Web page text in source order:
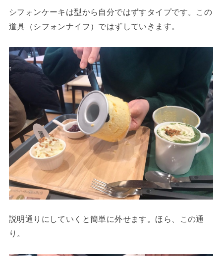
シフォンケーキは型から自分ではずすタイプです。この
道具（シフォンナイフ）ではずしていきます。
説明通りにしていくと簡単に外せます。ほら、この通
り。